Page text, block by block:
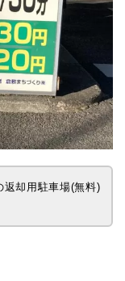
返却用駐車場(無料)